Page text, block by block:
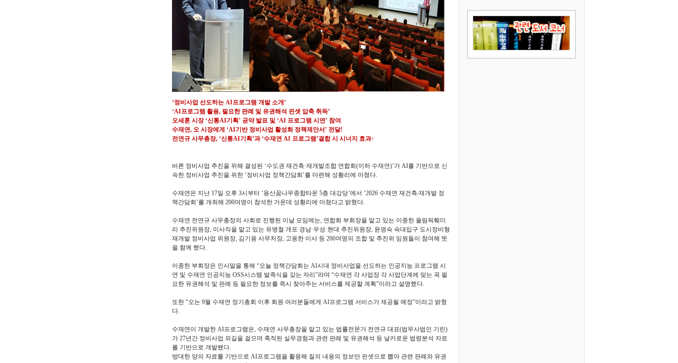
‘정비사업 선도하는 AI프로그램 개발 소개’
‘AI프로그램 활용, 필요한 판례 및 유권해석 핀셋 압축 취득’
오세훈 시장 ‘신통AI기획’ 공약 발표 및 ‘AI 프로그램 시연’ 참여
수재연, 오 시장에게 ‘AI기반 정비사업 활성화 정책제안서’ 전달!
전연규 사무총장, ‘신통AI기획’과 ‘수재연 AI 프로그램’결합 시 시너지 효과↑
바른 정비사업 추진을 위해 결성된 ‘수도권 재건축·재개발조합 연합회(이하 수재연)’가 AI를 기반으로 신
속한 정비사업 추진을 위한 ‘정비사업 정책간담회’를 마련해 성황리에 마쳤다.
수재연은 지난 17일 오후 3시부터 ‘용산꿈나무종합타운 5층 대강당’에서 ‘2026 수재연 재건축‧재개발 정
책간담회’를 개최해 200여명이 참석한 가운데 성황리에 마쳤다고 밝혔다.
수재연 전연규 사무총장의 사회로 진행된 이날 모임에는, 연합회 부회장을 맡고 있는 이종한 올림픽훼미
리 추진위원장, 이사직을 맡고 있는 유병철 개포 경남·우성·현대 추진위원장, 윤명숙 숙대입구 도시정비형
재개발 정비사업 위원장, 김기용 사무처장, 고용한 이사 등 200여명의 조합 및 추진위 임원들이 참여해 뜻
을 함께 했다.
이종한 부회장은 인사말을 통해 “오늘 정책간담회는 AI시대 정비사업을 선도하는 인공지능 프로그램 시
연 및 수재연 인공지능 OSS시스템 발족식을 갖는 자리”라며 “수재연 각 사업장 각 사업단계에 맞는 꼭 필
요한 유권해석 및 판례 등 필요한 정보를 즉시 찾아주는 서비스를 제공할 계획”이라고 설명했다.
또한 “오는 9월 수재연 정기총회 이후 회원 여러분들에게 AI프로그램 서비스가 제공될 예정”이라고 밝혔
다.
수재연이 개발한 AI프로그램은, 수재연 사무총장을 맡고 있는 법률전문가 전연규 대표(법무사법인 기린)
가 27년간 정비사업 외길을 걸으며 축적된 실무경험과 관련 판례 및 유권해석 등 날카로운 법령분석 자료
를 기반으로 개발됐다.
방대한 양의 자료를 기반으로 AI프로그램을 활용해 질의 내용의 정보만 핀셋으로 뽑아 관련 판례와 유권